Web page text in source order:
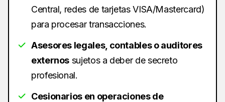
Central, redes de tarjetas VISA/Mastercard)
para procesar transacciones.
Asesores legales, contables o auditores
externos sujetos a deber de secreto
profesional.
Cesionarios en operaciones de